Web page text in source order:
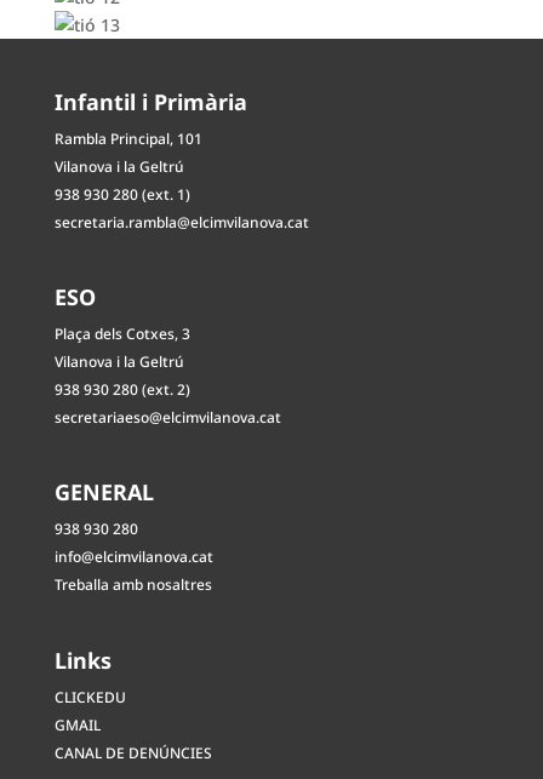
Infantil i Primària
Rambla Principal, 101
Vilanova i la Geltrú
938 930 280 (ext. 1)
secretaria.rambla@elcimvilanova.cat
ESO
Plaça dels Cotxes, 3
Vilanova i la Geltrú
938 930 280 (ext. 2)
secretariaeso@elcimvilanova.cat
GENERAL
938 930 280
info@elcimvilanova.cat
Treballa amb nosaltres
Links
CLICKEDU
GMAIL
CANAL DE DENÚNCIES